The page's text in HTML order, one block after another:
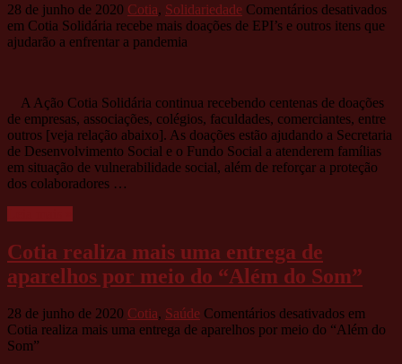
28 de junho de 2020 Cotia, Solidariedade Comentários desativados
em Cotia Solidária recebe mais doações de EPI’s e outros itens que
ajudarão a enfrentar a pandemia
A Ação Cotia Solidária continua recebendo centenas de doações
de empresas, associações, colégios, faculdades, comerciantes, entre
outros [veja relação abaixo]. As doações estão ajudando a Secretaria
de Desenvolvimento Social e o Fundo Social a atenderem famílias
em situação de vulnerabilidade social, além de reforçar a proteção
dos colaboradores …
Cotia realiza mais uma entrega de
aparelhos por meio do “Além do Som”
28 de junho de 2020 Cotia, Saúde Comentários desativados em
Cotia realiza mais uma entrega de aparelhos por meio do “Além do
Som”